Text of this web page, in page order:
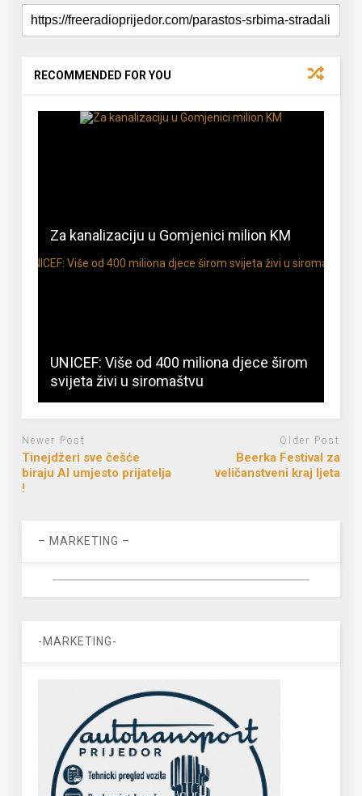
RECOMMENDED FOR YOU
Za kanalizaciju u Gomjenici milion KM
UNICEF: Više od 400 miliona djece širom
svijeta živi u siromaštvu
Newer Post
Tinejdžeri sve češće
biraju AI umjesto prijatelja
!
Older Post
Beerka Festival za
veličanstveni kraj ljeta
– MARKETING –
-MARKETING-